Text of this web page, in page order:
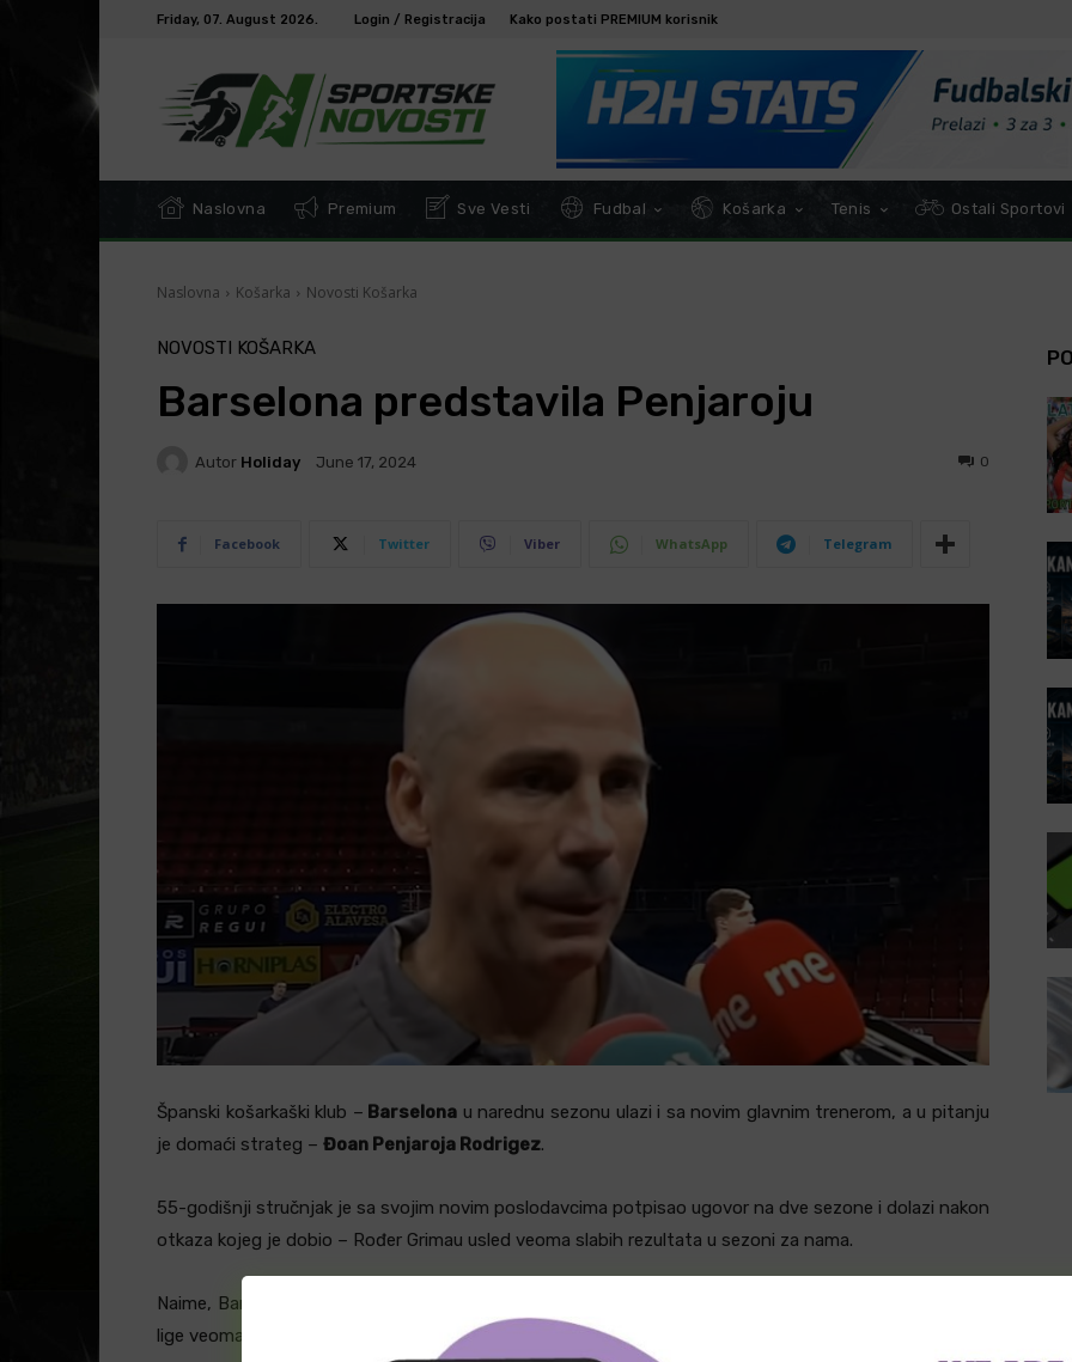
Friday, 07. August 2026. Login / Registracija Kako postati PREMIUM korisnik
Naslovna Premium Sve Vesti Fudbal Košarka Tenis Ostali Sportovi
Naslovna Košarka Novosti Košarka
NOVOSTI KOŠARKA
Barselona predstavila Penjaroju
Autor Holiday June 17, 2024 0
Facebook Twitter Viber WhatsApp Telegram
Španski košarkaški klub – Barselonau narednu sezonu ulazi i sa novim glavnim trenerom, a u pitanju
je domaći strateg – Đoan Penjaroja Rodrigez.
55-godišnji stručnjak je sa svojim novim poslodavcima potpisao ugovor na dve sezone i dolazi nakon
otkaza kojeg je dobio – Rođer Grimau usled veoma slabih rezultata u sezoni za nama.
Naime, Barselona nije uspela da se plasira na final-four turnir Eurolige, dok je u polufinalnoj seriji ACB
lige veoma ubedljivo elimisana od madridskog Reala sa 3:0 u pobedama.